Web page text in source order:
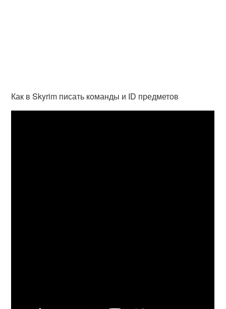
Как в Skyrim писать команды и ID предметов